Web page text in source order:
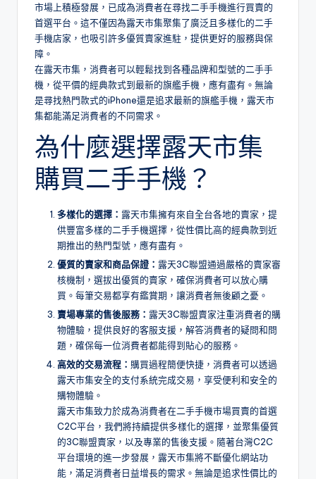
市場上積極發展，已成為消費者在尋找二手手機進行買賣的
首選平台。這不僅因為露天市集聚集了廣泛且多樣化的二手
手機店家，也吸引許多優質賣家進駐，提供更好的服務與保
障。
在露天市集，消費者可以輕鬆找到各種品牌和型號的二手手
機，從平價的經典款式到最新的旗艦手機，應有盡有。無論
是尋找熱門款式的iPhone還是追求最新的旗艦手機，露天市
集都能滿足消費者的不同需求。
為什麼選擇露天市集
購買二手手機？
多樣化的選擇： 露天市集擁有來自全台各地的賣家，提
供豐富多樣的二手手機選擇，從性價比高的經典款到近
期推出的熱門型號，應有盡有。
優質的賣家和商品保證： 露天3C聯盟通過嚴格的賣家審
核機制，選拔出優質的賣家，確保消費者可以放心購
買。每筆交易都享有鑑賞期，讓消費者無後顧之憂。
賣場專業的售後服務： 露天3C聯盟賣家注重消費者的購
物體驗，提供良好的客服支援，解答消費者的疑問和問
題，確保每一位消費者都能得到貼心的服務。
高效的交易流程： 購買過程簡便快捷，消費者可以透過
露天市集安全的支付系統完成交易，享受便利和安全的
購物體驗。
露天市集致力於成為消費者在二手手機市場買賣的首選
C2C平台，我們將持續提供多樣化的選擇，並聚集優質
的3C聯盟賣家，以及專業的售後支援。隨著台灣C2C
平台環境的進一步發展，露天市集將不斷優化網站功
能，滿足消費者日益增長的需求。無論是追求性價比的